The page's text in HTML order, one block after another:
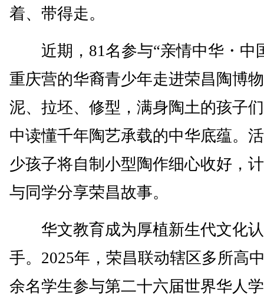
着、带得走。
近期，81名参与“亲情中华・中
重庆营的华裔青少年走进荣昌陶博
泥、拉坯、修型，满身陶土的孩子
中读懂千年陶艺承载的中华底蕴。
少孩子将自制小型陶作细心收好，
与同学分享荣昌故事。
华文教育成为厚植新生代文化认
手。2025年，荣昌联动辖区多所高
余名学生参与第二十六届世界华人